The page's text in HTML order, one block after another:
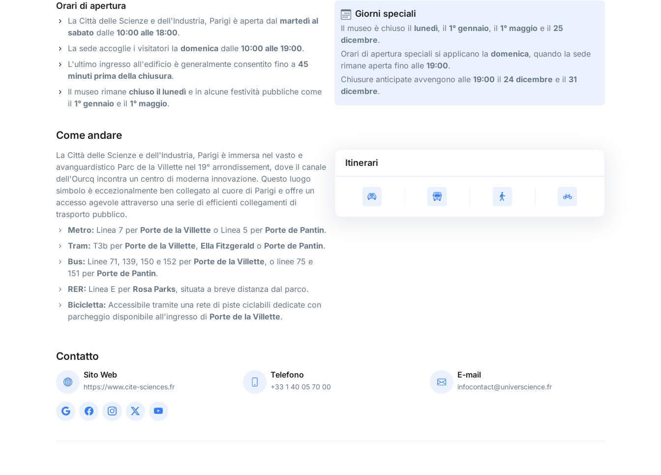
Orari di apertura
La Città delle Scienze e dell'Industria, Parigi è aperta dal martedì al
sabato dalle 10:00 alle 18:00.
La sede accoglie i visitatori la domenica dalle 10:00 alle 19:00.
L'ultimo ingresso all'edificio è generalmente consentito fino a 45
minuti prima della chiusura.
Il museo rimane chiuso il lunedì e in alcune festività pubbliche come
il 1° gennaio e il 1° maggio.
Giorni speciali
Il museo è chiuso il lunedì, il 1° gennaio, il 1° maggio e il 25
dicembre.
Orari di apertura speciali si applicano la domenica, quando la sede
rimane aperta fino alle 19:00.
Chiusure anticipate avvengono alle 19:00 il 24 dicembre e il 31
dicembre.
Come andare
La Città delle Scienze e dell'Industria, Parigi è immersa nel vasto e
avanguardistico Parc de la Villette nel 19° arrondissement, dove il canale
dell'Ourcq incontra un centro di moderna innovazione. Questo luogo
simbolo è eccezionalmente ben collegato al cuore di Parigi e offre un
accesso agevole attraverso una serie di efficienti collegamenti di
trasporto pubblico.
Metro: Linea 7 per Porte de la Villette o Linea 5 per Porte de Pantin.
Tram: T3b per Porte de la Villette, Ella Fitzgerald o Porte de Pantin.
Bus: Linee 71, 139, 150 e 152 per Porte de la Villette, o linee 75 e
151 per Porte de Pantin.
RER: Linea E per Rosa Parks, situata a breve distanza dal parco.
Bicicletta: Accessibile tramite una rete di piste ciclabili dedicate con
parcheggio disponibile all'ingresso di Porte de la Villette.
Itinerari
Contatto
Sito Web
https://www.cite-sciences.fr
Telefono
+33 1 40 05 70 00
E-mail
infocontact@universcience.fr